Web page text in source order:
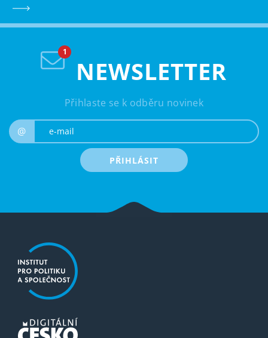
NEWSLETTER
Přihlaste se k odběru novinek
@
PŘIHLÁSIT